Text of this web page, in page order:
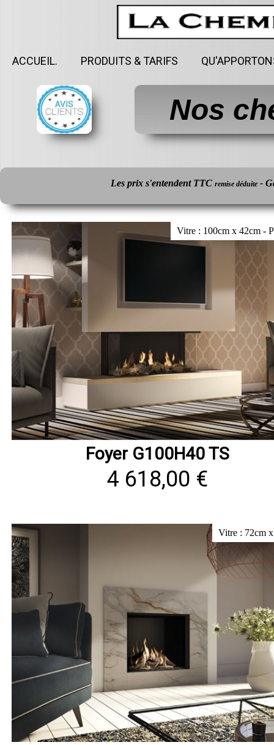
ACCUEIL. PRODUITS & TARIFS
Nos
Vitre : 100cm x 42cm -
Foyer G100H40 TS
4 618,00 €
Vitre : 72cm
Les prix s'entendent TTCremise déduite -